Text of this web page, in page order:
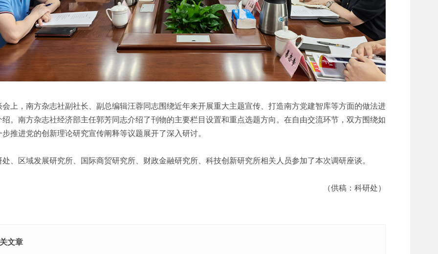
会上，南方杂志社副社长、副总编辑汪蓉同志围绕近年来开展重大主题宣传、打造南方党建智库等方面的做法进
绍。南方杂志社经济部主任郭芳同志介绍了刊物的主要栏目设置和重点选题方向。在自由交流环节，双方围绕如
步推进党的创新理论研究宣传阐释等议题展开了深入研讨。
处、区域发展研究所、国际商贸研究所、财政金融研究所、科技创新研究所相关人员参加了本次调研座谈。
（供稿：科研处）
文章